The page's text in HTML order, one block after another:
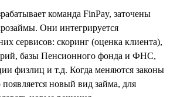
команда FinPay, заточены
Они интегрируется
сервисов: скоринг (оценка клиента),
базы Пенсионного фонда и ФНС,
физлиц и т.д. Когда меняются законы
новый вид займа, для